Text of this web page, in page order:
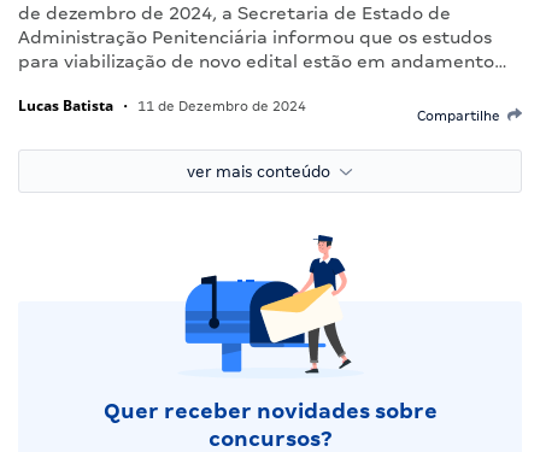
de dezembro de 2024, a Secretaria de Estado de
Administração Penitenciária informou que os estudos
para viabilização de novo edital estão em andamento…
Lucas Batista • 11 de Dezembro de 2024
Compartilhe
ver mais conteúdo
Quer receber novidades sobre
concursos?